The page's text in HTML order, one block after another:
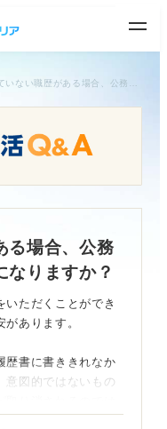
る場合、公務
なりますか？
いただくことができ
あります。
歴書に書ききれなか
意図的ではないもの
取り消されるのでは